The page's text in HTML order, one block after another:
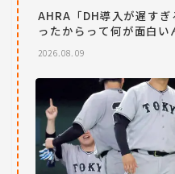
AHRA「DH導入が遅す
ったからって何が面白い
2026.08.09